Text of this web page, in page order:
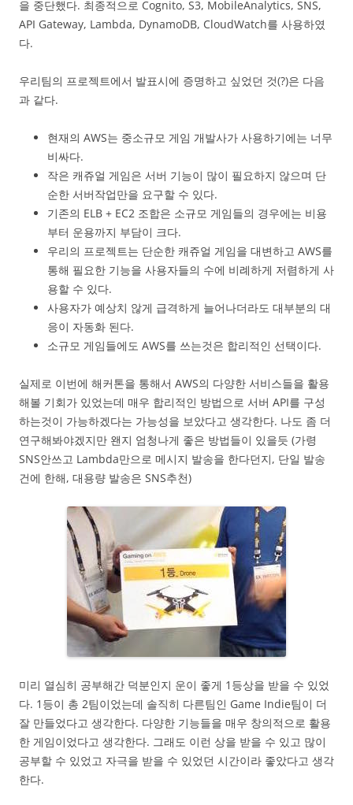
을 중단했다. 최종적으로 Cognito, S3, MobileAnalytics, SNS,
API Gateway, Lambda, DynamoDB, CloudWatch를 사용하였
다.
우리팀의 프로젝트에서 발표시에 증명하고 싶었던 것(?)은 다음
과 같다.
현재의 AWS는 중소규모 게임 개발사가 사용하기에는 너무
비싸다.
작은 캐쥬얼 게임은 서버 기능이 많이 필요하지 않으며 단
순한 서버작업만을 요구할 수 있다.
기존의 ELB + EC2 조합은 소규모 게임들의 경우에는 비용
부터 운용까지 부담이 크다.
우리의 프로젝트는 단순한 캐쥬얼 게임을 대변하고 AWS를
통해 필요한 기능을 사용자들의 수에 비례하게 저렴하게 사
용할 수 있다.
사용자가 예상치 않게 급격하게 늘어나더라도 대부분의 대
응이 자동화 된다.
소규모 게임들에도 AWS를 쓰는것은 합리적인 선택이다.
실제로 이번에 해커톤을 통해서 AWS의 다양한 서비스들을 활용
해볼 기회가 있었는데 매우 합리적인 방법으로 서버 API를 구성
하는것이 가능하겠다는 가능성을 보았다고 생각한다. 나도 좀 더
연구해봐야겠지만 왠지 엄청나게 좋은 방법들이 있을듯 (가령
SNS안쓰고 Lambda만으로 메시지 발송을 한다던지, 단일 발송
건에 한해, 대용량 발송은 SNS추천)
미리 열심히 공부해간 덕분인지 운이 좋게 1등상을 받을 수 있었
다. 1등이 총 2팀이었는데 솔직히 다른팀인 Game Indie팀이 더
잘 만들었다고 생각한다. 다양한 기능들을 매우 창의적으로 활용
한 게임이었다고 생각한다. 그래도 이런 상을 받을 수 있고 많이
공부할 수 있었고 자극을 받을 수 있었던 시간이라 좋았다고 생각
한다.